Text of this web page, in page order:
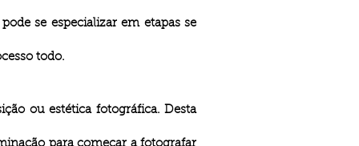
se especializar em etapas se
todo.
ou estética fotográfica. Desta